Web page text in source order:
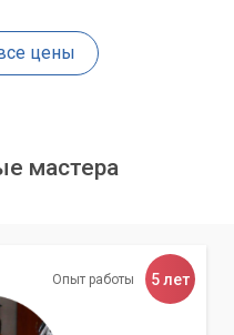
запросу.
активации вашего
ряд
цены
мастера
Опыт работы 5 лет